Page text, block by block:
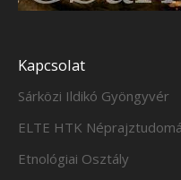
Kapcsolat
Sárközi Ildikó Gyöngyvér
ELTE HTK
Etnológiai Osztály